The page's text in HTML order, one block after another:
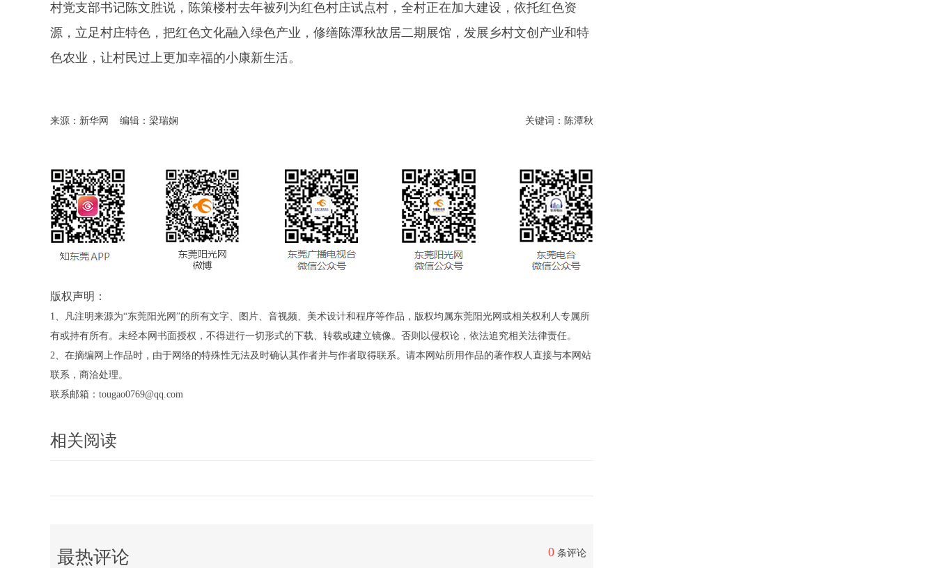
村党支部书记陈文胜说，陈策楼村去年被列为红色村庄试点村，全村正在加大建设，依托红色资
源，立足村庄特色，把红色文化融入绿色产业，修缮陈潭秋故居二期展馆，发展乡村文创产业和特
色农业，让村民过上更加幸福的小康新生活。
来源：新华网 编辑：梁瑞娴 关键词：陈潭秋
版权声明：
1、凡注明来源为“东莞阳光网”的所有文字、图片、音视频、美术设计和程序等作品，版权均属东莞阳光网或相关权利人专属所
有或持有所有。未经本网书面授权，不得进行一切形式的下载、转载或建立镜像。否则以侵权论，依法追究相关法律责任。
2、在摘编网上作品时，由于网络的特殊性无法及时确认其作者并与作者取得联系。请本网站所用作品的著作权人直接与本网站
联系，商洽处理。
联系邮箱：tougao0769@qq.com
相关阅读
最热评论 0 条评论